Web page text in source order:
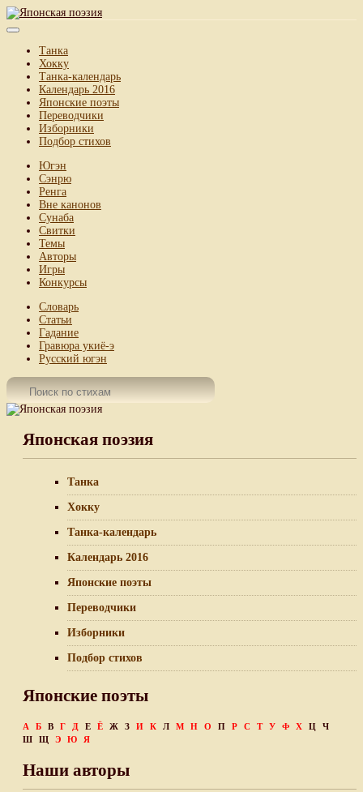
Танка
Хокку
Танка-календарь
Календарь 2016
Японские поэты
Переводчики
Изборники
Подбор стихов
Югэн
Сэнрю
Ренга
Вне канонов
Сунаба
Свитки
Темы
Авторы
Игры
Конкурсы
Словарь
Статьи
Гадание
Гравюра укиё-э
Русский югэн
Японская поэзия
Танка
Хокку
Танка-календарь
Календарь 2016
Японские поэты
Переводчики
Изборники
Подбор стихов
Японские поэты
А Б В Г Д Е Ё Ж З И К Л М Н О П Р С Т У Ф Х Ц
Ч
Ш
Щ Э Ю Я
Наши авторы